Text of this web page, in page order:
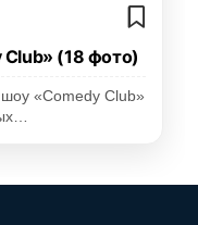
(18 фото)
«Comedy Club»